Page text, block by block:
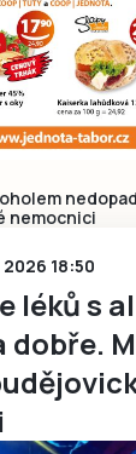
Přihlásit se
se přes
účet, chci se
nemocnici
2026 18:50
léků s
dobře.